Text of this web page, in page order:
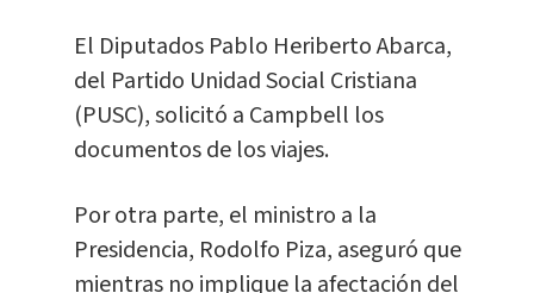
El Diputados Pablo Heriberto Abarca,
del Partido Unidad Social Cristiana
(PUSC), solicitó a Campbell los
documentos de los viajes.
Por otra parte, el ministro a la
Presidencia, Rodolfo Piza, aseguró que
mientras no implique la afectación del